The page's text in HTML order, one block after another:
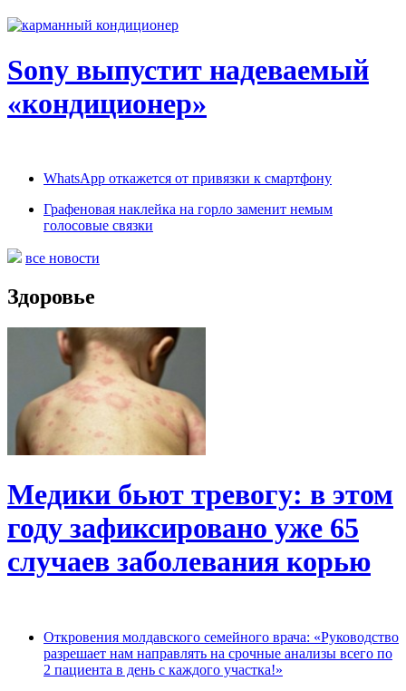
Sony выпустит надеваемый
«кондиционер»
WhatsApp откажется от привязки к смартфону
Графеновая наклейка на горло заменит немым
голосовые связки
все новости
Здоровье
Медики бьют тревогу: в этом
году зафиксировано уже 65
случаев заболевания корью
Откровения молдавского семейного врача: «Руководство
разрешает нам направлять на срочные анализы всего по
2 пациента в день с каждого участка!»